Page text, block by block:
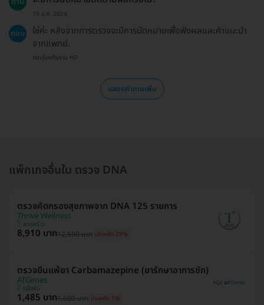
19 ธ.ค. 2024
ตอบ
ใช่ค่ะ หลังจากการตรวจจะมีการนัดหมายเพื่อฟังผลและคำแนะนำ
จากแพทย์.
ตอบโดยทีมงาน HD
แสดงคำถามเพิ่ม
แพ็กเกจอื่นใน ตรวจ DNA
ตรวจคัดกรองสุขภาพจาก DNA 125 รายการ
Thrive Wellness
ลาดพร้าว
8,910 บาท12,500 บาท ประหยัด 29%
ตรวจยีนแพ้ยา Carbamazepine (ยารักษาอาการชัก)
ATGenes
ตลิ่งชัน
1,485 บาท1,500 บาท ประหยัด 1%